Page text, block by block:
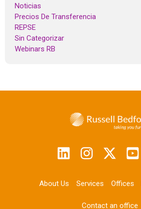
Noticias
Precios De Transferencia
REPSE
Sin Categorizar
Webinars RB
About Us Services Offices
Contact an office